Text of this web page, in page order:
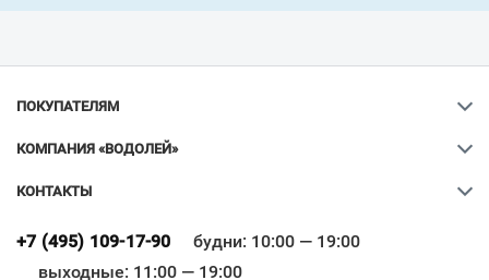
ПОКУПАТЕЛЯМ
КОМПАНИЯ «ВОДОЛЕЙ»
КОНТАКТЫ
+7 (495) 109-17-90
будни: 10:00 — 19:00
выходные: 11:00 — 19:00
Всё верно